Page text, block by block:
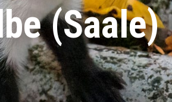
(Saale)